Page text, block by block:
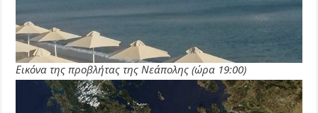
Εικόνα της προβλήτας της Νεάπολης (ώρα 19:00)